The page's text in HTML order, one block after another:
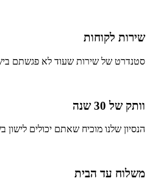
שירות לקוחות
סטנדרט של שירות שעוד לא פגשתם
וותק של 30 שנה
הנסיון שלנו מוכיח שאתם יכולים לישון
משלוח עד הבית